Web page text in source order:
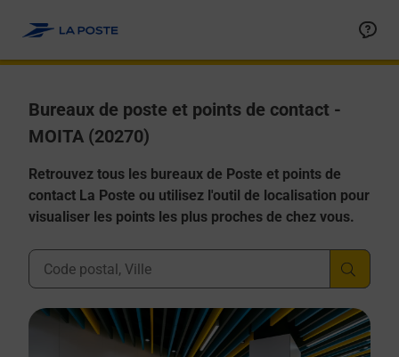
Bureaux de poste et points de contact -
MOITA (20270)
Retrouvez tous les bureaux de Poste et points de
contact La Poste ou utilisez l'outil de localisation pour
visualiser les points les plus proches de chez vous.
Ville, Département, Code Postal